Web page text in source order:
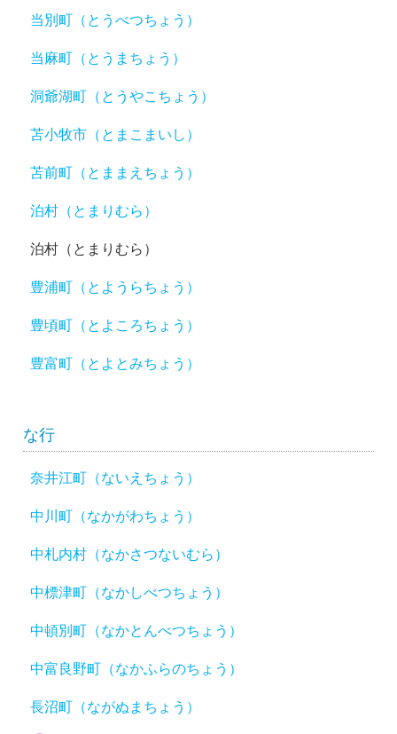
当別町（とうべつちょう）
当麻町（とうまちょう）
洞爺湖町（とうやこちょう）
苫小牧市（とまこまいし）
苫前町（とままえちょう）
泊村（とまりむら）
泊村（とまりむら）
豊浦町（とようらちょう）
豊頃町（とよころちょう）
豊富町（とよとみちょう）
な行
奈井江町（ないえちょう）
中川町（なかがわちょう）
中札内村（なかさつないむら）
中標津町（なかしべつちょう）
中頓別町（なかとんべつちょう）
中富良野町（なかふらのちょう）
長沼町（ながぬまちょう）